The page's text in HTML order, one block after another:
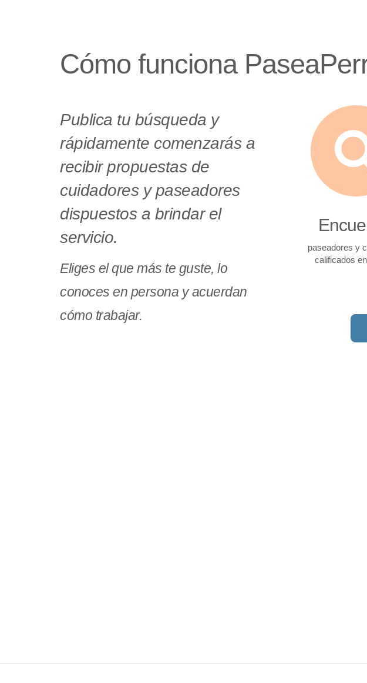
Cómo funciona
Publica tu búsqueda y
rápidamente comenzarás a
recibir propuestas de
cuidadores y paseadores
dispuestos a brindar el
servicio.
Eliges el que más te guste, lo
conoces en persona y acuerdan
cómo trabajar.
paseadores y
calificados